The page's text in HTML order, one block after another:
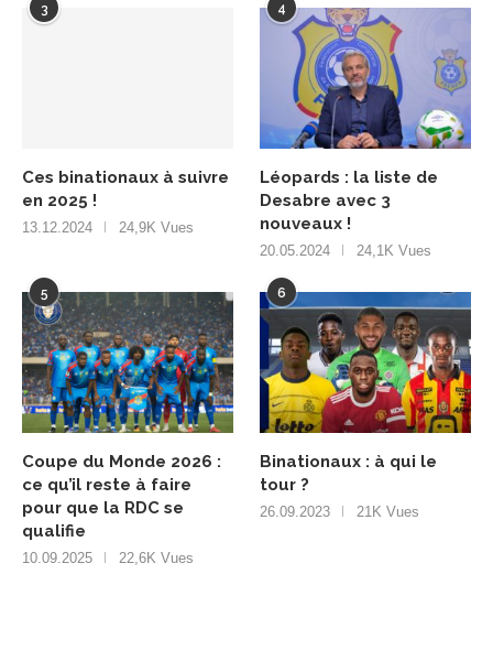
3
Ces binationaux à suivre
en 2025 !
13.12.2024 24,9K Vues
4
Léopards : la liste de
Desabre avec 3
nouveaux !
20.05.2024 24,1K Vues
5
Coupe du Monde 2026 :
ce qu’il reste à faire
pour que la RDC se
qualifie
10.09.2025 22,6K Vues
6
Binationaux : à qui le
tour ?
26.09.2023 21K Vues